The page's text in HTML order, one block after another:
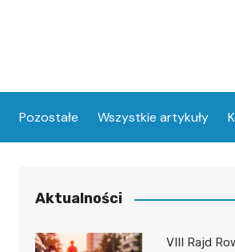
Pozostałe Wszystkie artykuły
Aktualności
VIII Rajd